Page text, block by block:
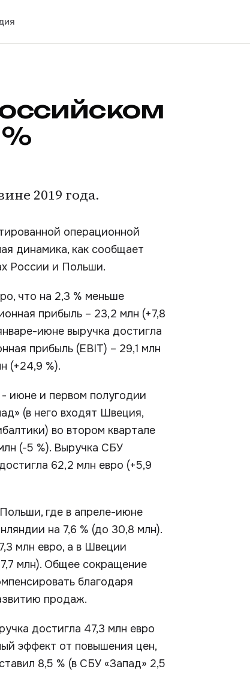
2019 года.
операционной
динамика, как сообщает
России и Польши.
что на 2,3 % меньше
прибыль – 23,2 млн (+7,8
июне выручка достигла
прибыль (EBIT) – 29,1 млн
(+24,9 %).
- июне и первом полугодии
(в него входят Швеция,
во втором квартале
(-5 %). Выручка СБУ
62,2 млн евро (+5,9
где в апреле-июне
на 7,6 % (до 30,8 млн).
млн евро, а в Швеции
млн). Общее сокращение
благодаря
продаж.
достигла 47,3 млн евро
эффект от повышения цен,
8,5 % (в СБУ «Запад» 2,5